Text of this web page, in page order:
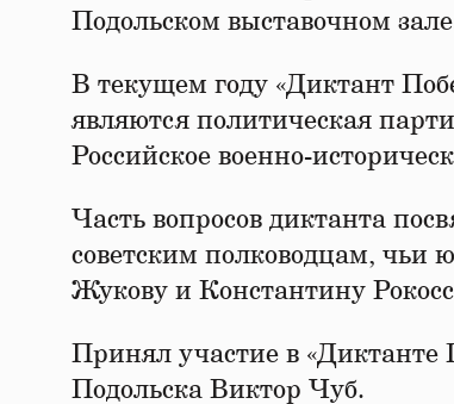
Подольском выставочном
В текущем году «Диктант
являются политическая
Российское военно-
Часть вопросов диктанта
советским полководцам, чьи
Жукову и Константину
Принял участие в «Диктанте
Подольска Виктор Чуб.